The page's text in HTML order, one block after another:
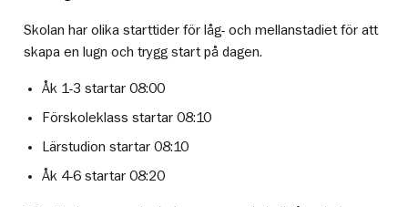
Skolan har olika starttider för låg- och mellanstadiet för att
skapa en lugn och trygg start på dagen.
Åk 1-3 startar 08:00
Förskoleklass startar 08:10
Lärstudion startar 08:10
Åk 4-6 startar 08:20